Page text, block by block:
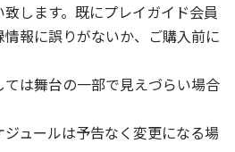
します。既にプレイガイド会員
報に誤りがないか、ご購入前に
は舞台の一部で見えづらい場合
ュールは予告なく変更になる場